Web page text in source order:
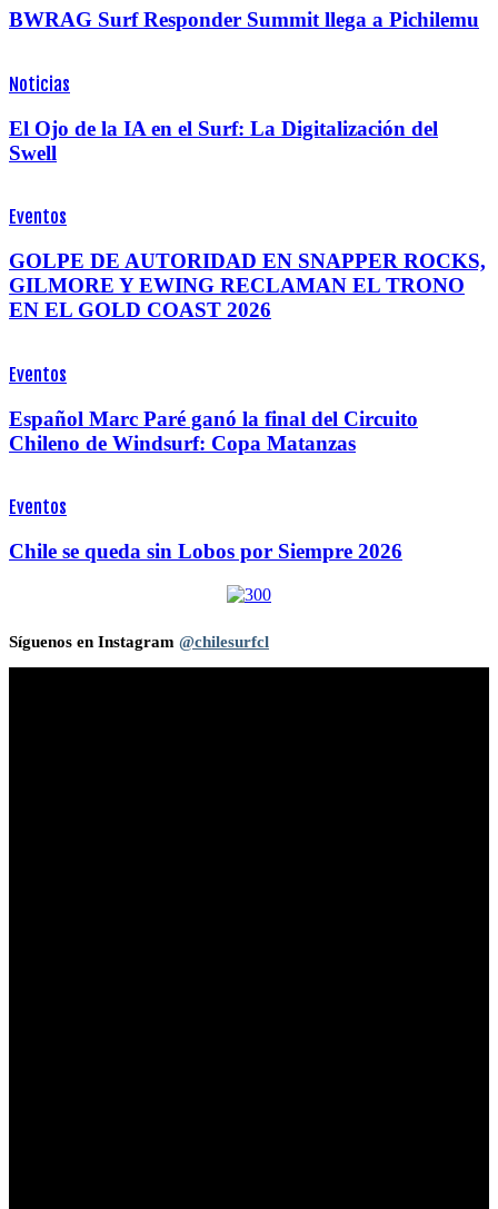
BWRAG Surf Responder Summit llega a Pichilemu
Noticias
El Ojo de la IA en el Surf: La Digitalización del
Swell
Eventos
GOLPE DE AUTORIDAD EN SNAPPER ROCKS,
GILMORE Y EWING RECLAMAN EL TRONO
EN EL GOLD COAST 2026
Eventos
Español Marc Paré ganó la final del Circuito
Chileno de Windsurf: Copa Matanzas
Eventos
Chile se queda sin Lobos por Siempre 2026
Síguenos en Instagram @chilesurfcl